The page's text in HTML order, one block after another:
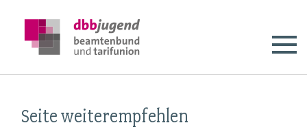
Seite weiterempfehlen